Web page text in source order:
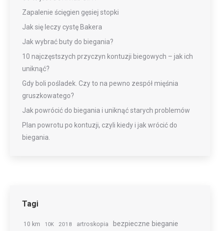
Zapalenie ścięgien gęsiej stopki
Jak się leczy cystę Bakera
Jak wybrać buty do biegania?
10 najczęstszych przyczyn kontuzji biegowych – jak ich
uniknąć?
Gdy boli pośladek. Czy to na pewno zespół mięśnia
gruszkowatego?
Jak powrócić do biegania i uniknąć starych problemów
Plan powrotu po kontuzji, czyli kiedy i jak wrócić do
biegania.
Tagi
10 km 10K 2018 artroskopia bezpieczne bieganie